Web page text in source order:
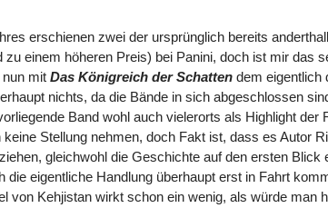
erschienen zwei der ursprünglich bereits
zu einem höheren Preis) bei Panini, doch ist mir das
mit Das Königreich der Schatten dem eigentlich
nichts, da die Bände in sich abgeschlossen
Band wohl auch vielerorts als Highlight der
Stellung nehmen, doch Fakt ist, dass es Autor
gleichwohl die Geschichte auf den ersten
eigentliche Handlung überhaupt erst in Fahrt
von Kehjistan wirkt schon ein wenig, als würde man